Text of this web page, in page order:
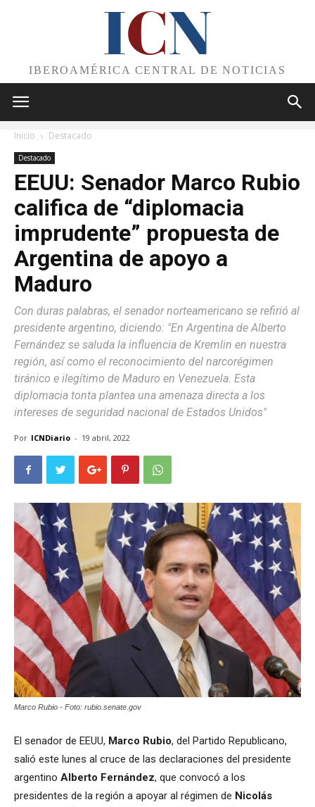
ICN
IBEROAMÉRICA CENTRAL DE NOTICIAS
Inicio Destacado
Destacado
EEUU: Senador Marco Rubio
califica de “diplomacia
imprudente” propuesta de
Argentina de apoyo a
Maduro
Con duras palabras, el senador norteamericano se refirió al
presidente argentino, diciendo: "En Argentina de Alberto
Fernández se saluda la influencia de Kremlin en nuestra
región, así como el reconocimiento del narcorégimen
tiránico e ilegítimo de Maduro en Venezuela. Esta
diplomacia tonta plantea una amenaza directa a los
intereses de seguridad nacional de Estados Unidos"
Por ICNDiario - 19 abril, 2022
Marco Rubio - Foto: rubio.senate.gov
El senador de EEUU, Marco Rubio, del Partido Republicano,
salió este lunes al cruce de las declaraciones del presidente
argentino Alberto Fernández, que convocó a los
presidentes de la región a apoyar al régimen de Nicolás